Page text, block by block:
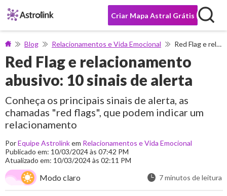
Criar Mapa Astral Grátis
Blog Relacionamentos e Vida Emocional Red Flag e relacionamento abusivo: 10 sinais de alerta
Red Flag e relacionamento
abusivo: 10 sinais de alerta
Conheça os principais sinais de alerta, as
chamadas "red flags", que podem indicar um
relacionamento
PorEquipe Astrolinkem Relacionamentos e Vida Emocional
Publicado em: 10/03/2024 às 07:42 PM
Atualizado em: 10/03/2024 às 02:11 PM
Modo claro 7 minutos de leitura